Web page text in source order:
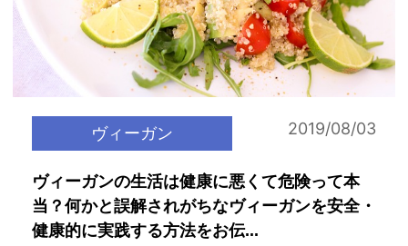
ヴィーガン 2019/08/03
ヴィーガンの生活は健康に悪くて危険って本
当？何かと誤解されがちなヴィーガンを安全・
健康的に実践する方法をお伝...